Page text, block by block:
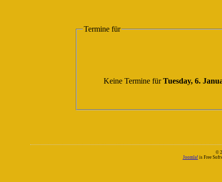
Termine für
Keine Termine fürTuesday, 6.
©
Joomla! is Free